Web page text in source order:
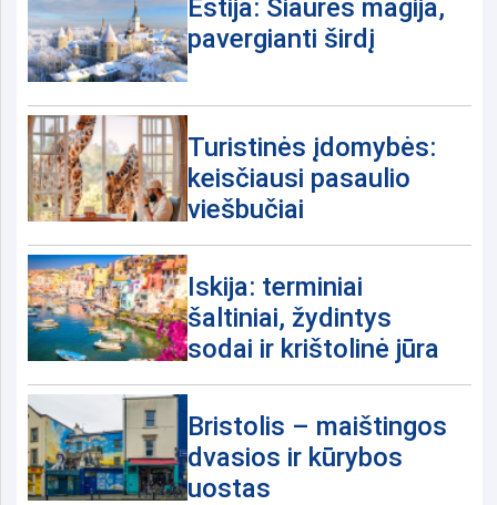
Estija: Šiaurės magija,
pavergianti širdį
Turistinės įdomybės:
keisčiausi pasaulio
viešbučiai
Iskija: terminiai
šaltiniai, žydintys
sodai ir krištolinė jūra
Bristolis – maištingos
dvasios ir kūrybos
uostas